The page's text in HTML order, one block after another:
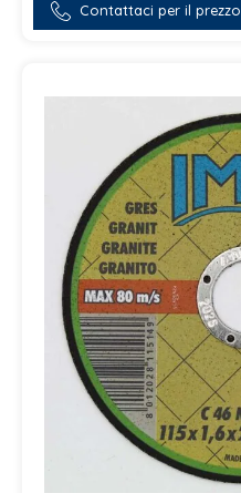
Contattaci per il prezzo